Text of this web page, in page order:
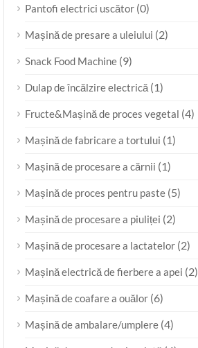
Pantofi electrici uscător (0)
Mașină de presare a uleiului (2)
Snack Food Machine (9)
Dulap de încălzire electrică (1)
Fructe&Mașină de proces vegetal (4)
Mașină de fabricare a tortului (1)
Mașină de procesare a cărnii (1)
Mașină de proces pentru paste (5)
Mașină de procesare a piuliței (2)
Mașină de procesare a lactatelor (2)
Mașină electrică de fierbere a apei (2)
Mașină de coafare a ouălor (6)
Mașină de ambalare/umplere (4)